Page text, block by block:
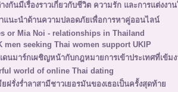
กันมีเรื่องราวเกี่ยวกับชีวิต ความรัก และการแต่งง
แนะนำด้านความปลอดภัยเพื่อการหาคู่ออนไลน์
or Mia Noi - relationships in Thailand
men seeking Thai women support UKIP
นมาร์กเผชิญหน้ากับกฎหมายการเข้าประเทศที่เข้มง
world of online Thai dating
ฝรั่งร่ำลาสามีชาวเยอรมันของเธอเป็นครั้งสุดท้าย